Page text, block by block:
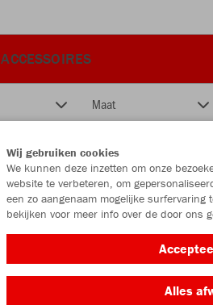
ACCESSOIRES
Maat
Wij gebruiken cookies
We kunnen deze inzetten om onze
website te verbeteren, om
een zo aangenaam mogelijke
bekijken voor meer info over de door ons
Alles